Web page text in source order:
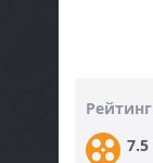
Рейтинг
7.5